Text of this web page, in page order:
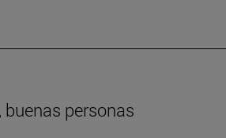
personas